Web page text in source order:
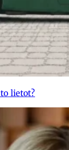
lietot?